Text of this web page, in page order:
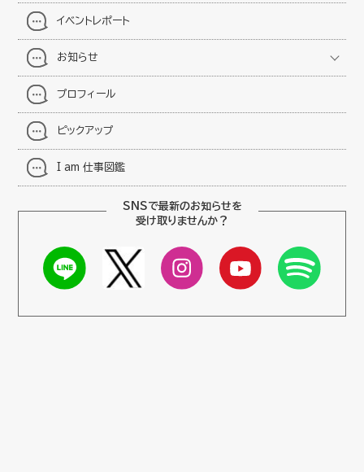
イベントレポート
お知らせ
プロフィール
ピックアップ
I am 仕事図鑑
SNSで最新のお知らせを
受け取りませんか？